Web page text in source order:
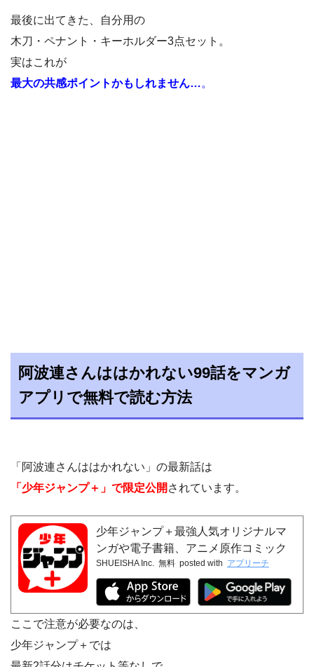
最後に出てきた、自分用の
木刀・ペナント・キーホルダー3点セット。
実はこれが
最大の共感ポイントかもしれません…。
阿波連さんははかれない99話をマンガ
アプリで無料で読む方法
「阿波連さんははかれない」の最新話は
「少年ジャンプ＋」で限定公開 されています。
少年ジャンプ＋最強人気オリジナルマ
ンガや電子書籍、アニメ原作コミック
が無料で毎日更新の漫画雑誌アプリ
SHUEISHA Inc. 無料 posted with アプリーチ
ここで注意が必要なのは、
少年ジャンプ＋では